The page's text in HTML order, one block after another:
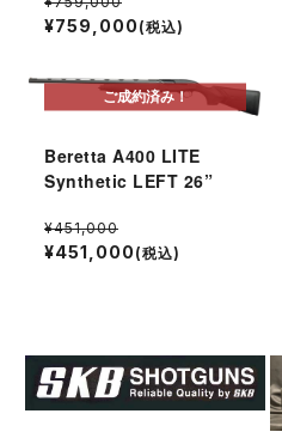
¥759,000 (税込)
ご成約済み！
Beretta A400 LITE
Synthetic LEFT 26”
¥451,000
¥451,000 (税込)